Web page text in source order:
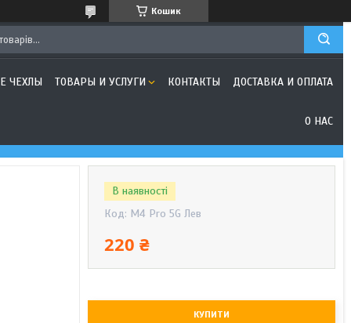
Кошик
ЧЕХЛЫ ТОВАРЫ И УСЛУГИ КОНТАКТЫ ДОСТАВКА И ОПЛАТА
О НАС
В наявності
Код: M4 Pro 5G Лев
220 ₴
КУПИТИ